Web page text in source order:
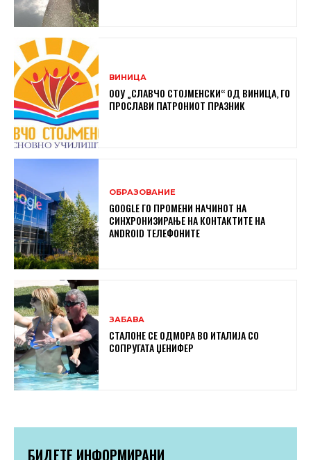
ВИНИЦА
ООУ „СЛАВЧО СТОЈМЕНСКИ“ ОД ВИНИЦА, ГО
ПРОСЛАВИ ПАТРОНИОТ ПРАЗНИК
ОБРАЗОВАНИЕ
GOOGLE ГО ПРОМЕНИ НАЧИНОТ НА
СИНХРОНИЗИРАЊЕ НА КОНТАКТИТЕ НА
ANDROID ТЕЛЕФОНИТЕ
ЗАБАВА
СТАЛОНЕ СЕ ОДМОРА ВО ИТАЛИЈА СО
СОПРУГАТА ЏЕНИФЕР
БИДЕТЕ ИНФОРМИРАНИ